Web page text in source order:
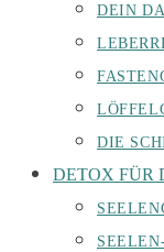
DEIN
DIE
DETOX FÜR